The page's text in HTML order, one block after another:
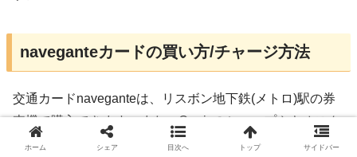
naveganteカードの買い方/チャージ方法
交通カードnaveganteは、リスボン地下鉄(メトロ)駅の券
売機で購入できます。また、Carrisのショップやキオスク
でも購入できるみたいです(公式サイト にマップあり)。
ホーム シェア 目次へ トップ サイドバー